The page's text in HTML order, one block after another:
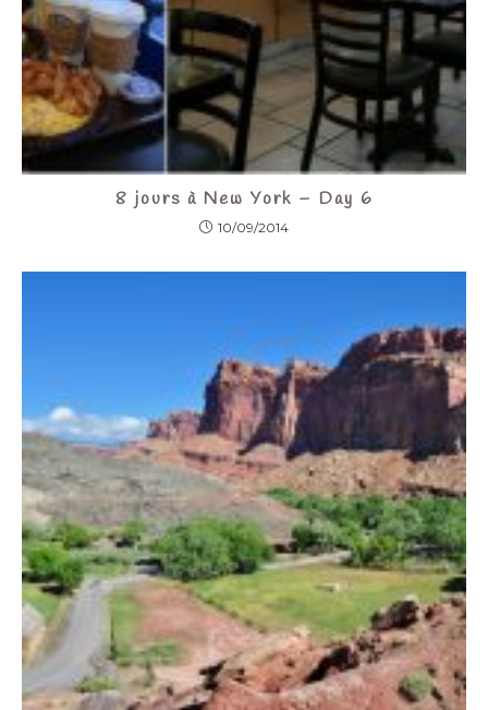
8 jours à New York – Day 6
10/09/2014